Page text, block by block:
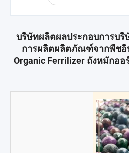
บริษัทผลิตผลประกอบการบ
การผลิตผลิตภัณฑ์จากพืชอิ
Organic Ferrilizer ถังหมักอ